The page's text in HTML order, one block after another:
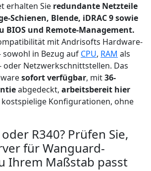
erhalten Sie redundante Netzteile
Schienen, Blende, iDRAC 9sowie
BIOS und Remote-Management.
mit Andrisofts Hardware-
in Bezug auf CPU, RAM als
oder Netzwerkschnittstellen. Das
sofort verfügbar, mit36-
abgedeckt, arbeitsbereit hier
kostspielige Konfigurationen, ohne
R340? Prüfen Sie,
für Wanguard-
Ihrem Maßstab passt